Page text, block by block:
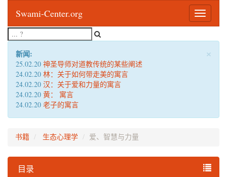
Toggle
Swami-Center.org
×
新闻:
25.02.20 神圣导师对道教传统的某些阐述
24.02.20 林：关于如何带走美的寓言
24.02.20 汉：关于爱和力量的寓言
24.02.20 黄： 寓言
24.02.20 老子的寓言
书籍 生态心理学 爱、智慧与力量
目录